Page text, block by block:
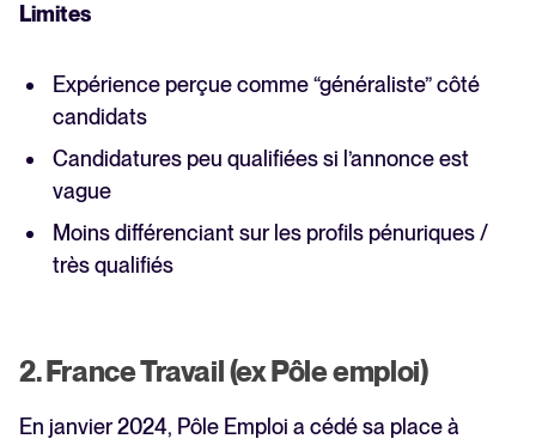
Limites
Expérience perçue comme “généraliste” côté
candidats
Candidatures peu qualifiées si l’annonce est
vague
Moins différenciant sur les profils pénuriques /
très qualifiés
2. France Travail (ex Pôle emploi)
En janvier 2024, Pôle Emploi a cédé sa place à